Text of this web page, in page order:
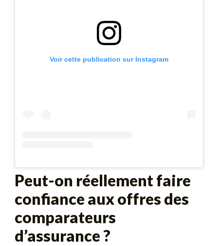
Voir cette publication sur Instagram
Peut-on réellement faire
confiance aux offres des
comparateurs
d’assurance ?